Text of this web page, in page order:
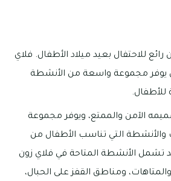
رائع للاحتفال بعيد ميلاد الأطفال. فلاي
يوفر مجموعة واسعة من الأنشطة
للأطفال.
الآمن والممتع، ويوفر مجموعة
والأنشطة التي تناسب الأطفال من
تشمل الأنشطة المتاحة في فلاي زون
ومناطق القفز على الحبال،